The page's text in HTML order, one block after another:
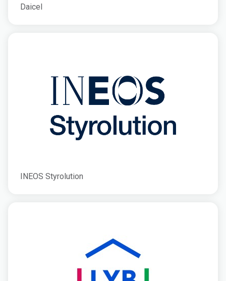
Daicel
INEOS Styrolution